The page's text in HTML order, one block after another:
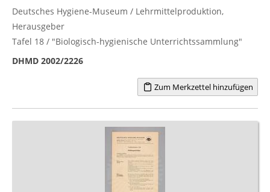
Deutsches Hygiene-Museum / Lehrmittelproduktion,
Herausgeber
Tafel 18 / "Biologisch-hygienische Unterrichtssammlung"
DHMD 2002/2226
Zum Merkzettel hinzufügen